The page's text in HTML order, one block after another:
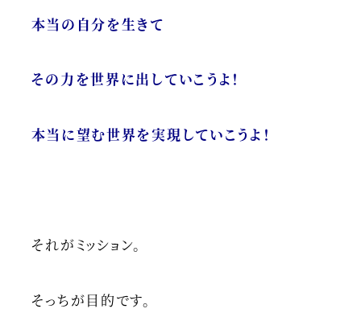
本当の自分を生きて
その力を世界に出していこうよ！
本当に望む世界を実現していこうよ！
それがミッション。
そっちが目的です。